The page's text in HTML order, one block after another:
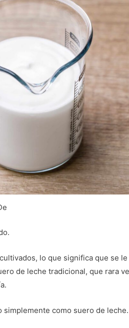
lo que significa que se le
de leche tradicional, que rara
como suero de leche.